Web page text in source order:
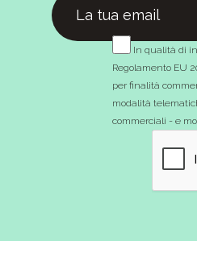
In qualità di
Regolamento EU
per finalità
modalità
commerciali - e